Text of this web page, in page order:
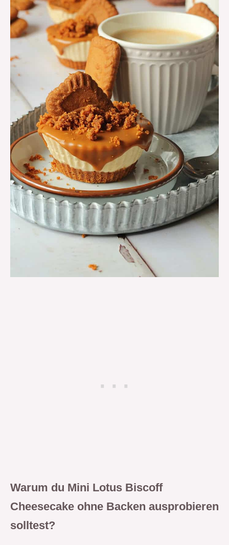
Warum du Mini Lotus Biscoff
Cheesecake ohne Backen ausprobieren
solltest?